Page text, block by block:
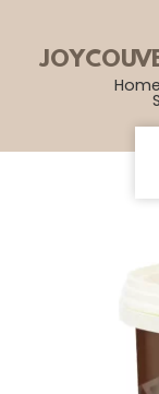
Home